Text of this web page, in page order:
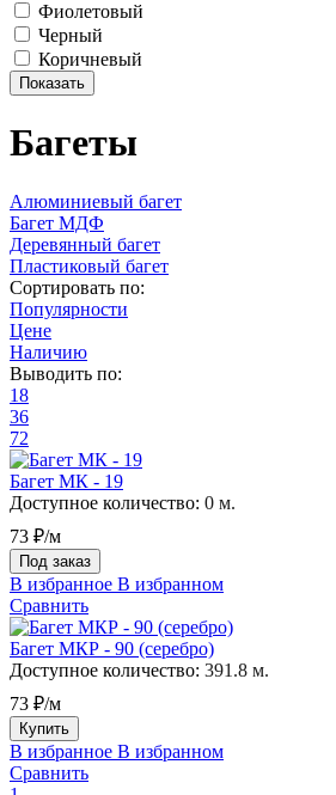
Фиолетовый
Черный
Коричневый
Багеты
Алюминиевый багет
Багет МДФ
Деревянный багет
Пластиковый багет
Сортировать по:
Популярности
Цене
Наличию
Выводить по:
18
36
72
Багет МК - 19
Доступное количество: 0 м.
73 ₽/м
Под заказ
В избранное В избранном
Сравнить
Багет МКР - 90 (серебро)
Доступное количество: 391.8 м.
73 ₽/м
Купить
В избранное В избранном
Сравнить